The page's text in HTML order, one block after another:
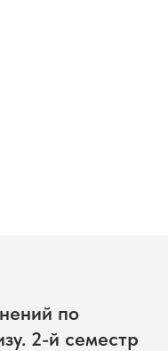
по
2-й семестр